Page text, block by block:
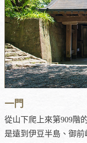
一門
從山下爬上來第909階
是遠到伊豆半島、御